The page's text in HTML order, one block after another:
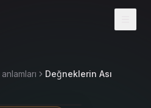
Değneklerin Ası